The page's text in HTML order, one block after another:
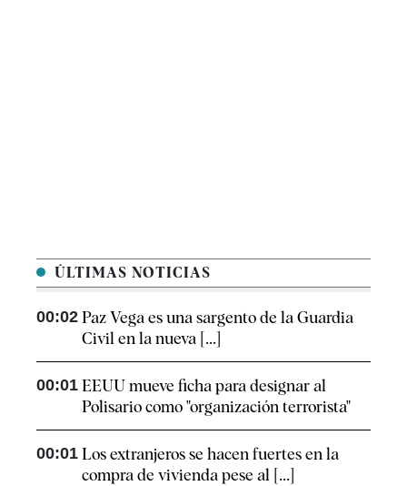
ÚLTIMAS NOTICIAS
00:02 Paz Vega es una sargento de la Guardia
Civil en la nueva [...]
00:01 EEUU mueve ficha para designar al
Polisario como "organización terrorista"
00:01 Los extranjeros se hacen fuertes en la
compra de vivienda pese al [...]